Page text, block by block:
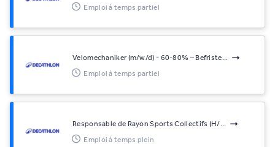
Emploi à temps partiel
Velomechaniker (m/w/d) - 60-80% – Befriste...
Emploi à temps partiel
Responsable de Rayon Sports Collectifs (H/...
Emploi à temps plein